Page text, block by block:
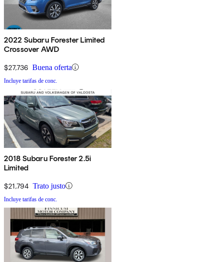
2022 Subaru Forester Limited
Crossover AWD
$27,736 Buena oferta
Incluye tarifas de conc.
2018 Subaru Forester 2.5i
Limited
$21,794 Trato justo
Incluye tarifas de conc.